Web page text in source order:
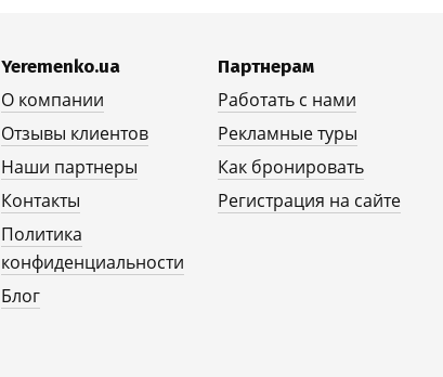
Yeremenko.ua
О компании
Отзывы клиентов
Наши партнеры
Контакты
Политика
конфиденциальности
Блог
Партнерам
Работать с нами
Рекламные туры
Как бронировать
Регистрация на сайте